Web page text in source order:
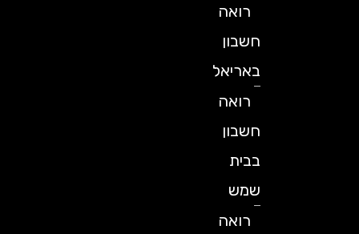
רואה
חשבון
באריאל
רואה
חשבון
בבית
שמש
רואה